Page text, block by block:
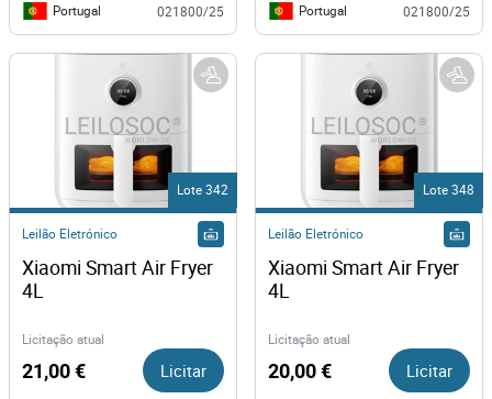
Portugal 021800/25 Portugal 021800/25
Lote 342
Leilão Eletrónico
Xiaomi Smart Air Fryer
4L
Licitação atual
21,00 € Licitar
Lote 348
Leilão Eletrónico
Xiaomi Smart Air Fryer
4L
Licitação atual
20,00 € Licitar